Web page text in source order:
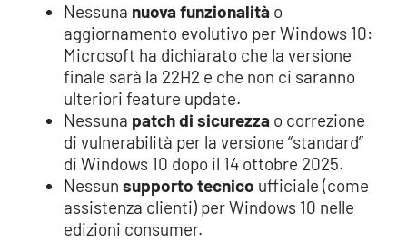
Nessuna nuova funzionalità o
aggiornamento evolutivo per Windows 10:
Microsoft ha dichiarato che la versione
finale sarà la 22H2 e che non ci saranno
ulteriori feature update.
Nessuna patch di sicurezza o correzione
di vulnerabilità per la versione “standard”
di Windows 10 dopo il 14 ottobre 2025.
Nessun supporto tecnico ufficiale (come
assistenza clienti) per Windows 10 nelle
edizioni consumer.